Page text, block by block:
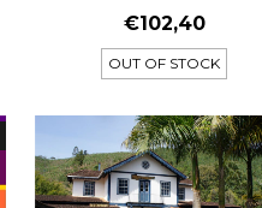
€102,40
OUT OF STOCK